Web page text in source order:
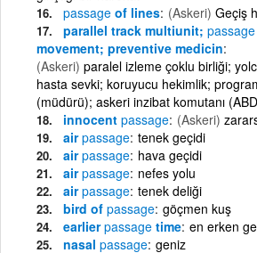
passage of lines (Askeri) Geçiş
parallel track multiunit; passage
movement; preventive medicin
(Askeri) paralel izleme çoklu birliği;
hasta sevki; koruyucu hekimlik;
(müdürü); askeri inzibat komutanı
innocent passage (Askeri)
airpassage tenek geçidi
airpassage hava geçidi
airpassage nefes yolu
airpassage tenek deliği
bird of passage göçmen kuş
earlierpassage time en erken
nasal passage geniz